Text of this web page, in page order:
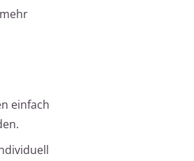
einfach